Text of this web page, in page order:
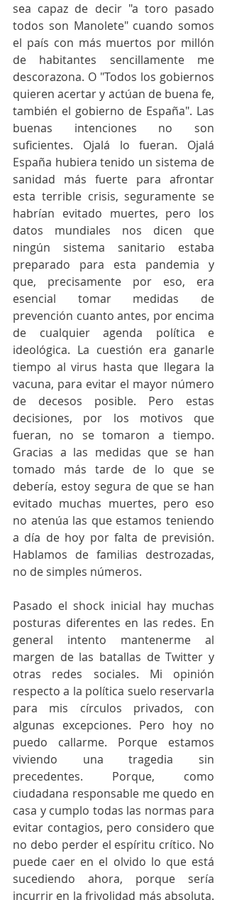
sea capaz de decir "a toro pasado
todos son Manolete" cuando somos
el país con más muertos por millón
de habitantes sencillamente me
descorazona. O "Todos los gobiernos
quieren acertar y actúan de buena fe,
también el gobierno de España". Las
buenas intenciones no son
suficientes. Ojalá lo fueran. Ojalá
España hubiera tenido un sistema de
sanidad más fuerte para afrontar
esta terrible crisis, seguramente se
habrían evitado muertes, pero los
datos mundiales nos dicen que
ningún sistema sanitario estaba
preparado para esta pandemia y
que, precisamente por eso, era
esencial tomar medidas de
prevención cuanto antes, por encima
de cualquier agenda política e
ideológica. La cuestión era ganarle
tiempo al virus hasta que llegara la
vacuna, para evitar el mayor número
de decesos posible. Pero estas
decisiones, por los motivos que
fueran, no se tomaron a tiempo.
Gracias a las medidas que se han
tomado más tarde de lo que se
debería, estoy segura de que se han
evitado muchas muertes, pero eso
no atenúa las que estamos teniendo
a día de hoy por falta de previsión.
Hablamos de familias destrozadas,
no de simples números.
Pasado el shock inicial hay muchas
posturas diferentes en las redes. En
general intento mantenerme al
margen de las batallas de Twitter y
otras redes sociales. Mi opinión
respecto a la política suelo reservarla
para mis círculos privados, con
algunas excepciones. Pero hoy no
puedo callarme. Porque estamos
viviendo una tragedia sin
precedentes. Porque, como
ciudadana responsable me quedo en
casa y cumplo todas las normas para
evitar contagios, pero considero que
no debo perder el espíritu crítico. No
puede caer en el olvido lo que está
sucediendo ahora, porque sería
incurrir en la frivolidad más absoluta.